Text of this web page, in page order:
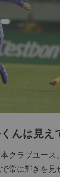
くんは見え
クラブユース
常に輝きを